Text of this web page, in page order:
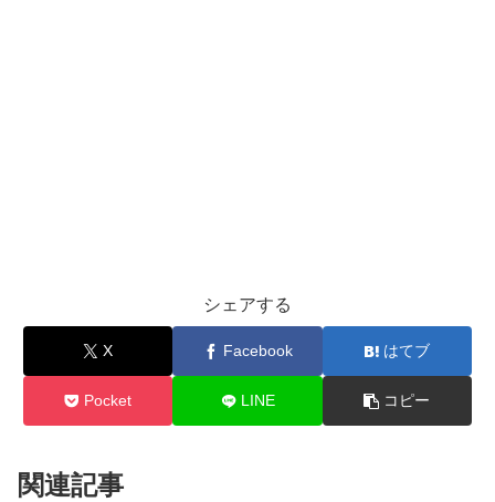
シェアする
X Facebook はてブ
Pocket LINE コピー
関連記事